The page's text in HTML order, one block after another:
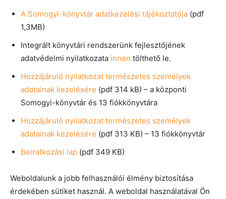
A Somogyi-könyvtár adatkezelési tájékoztatója (pdf
1,3MB)
Integrált könyvtári rendszerünk fejlesztőjének
adatvédelmi nyilatkozata innen tölthető le.
Hozzájáruló nyilatkozat természetes személyek
adatainak kezelésére (pdf 314 kB) – a központi
Somogyi-könyvtár és 13 fiókkönyvtára
Hozzájáruló nyilatkozat természetes személyek
adatainak kezelésére (pdf 313 KB) – 13 fiókkönyvtár
Beiratkozási lap (pdf 349 KB)
Weboldalunk a jobb felhasználói élmény biztosítása
érdekében sütiket használ. A weboldal használatával Ön